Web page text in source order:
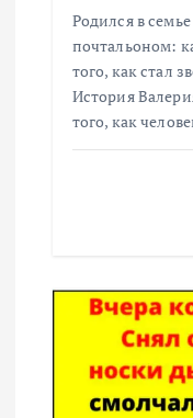
Родился в
почтальоном:
того, как стал
История
того, как